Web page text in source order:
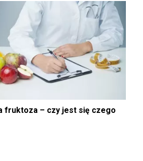
fruktoza – czy jest się czego